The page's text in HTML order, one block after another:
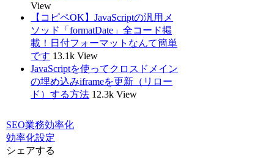
View
【コピペOK】JavaScriptの汎用メ
ソッド「formatDate」全コード掲
載！日付フォーマットなんて簡単
です 13.1k View
JavaScriptを使ってクロスドメイン
の埋め込みiframeを更新（リロー
ド）する方法 12.3k View
SEO業務効率化
効率化設定
シェアする